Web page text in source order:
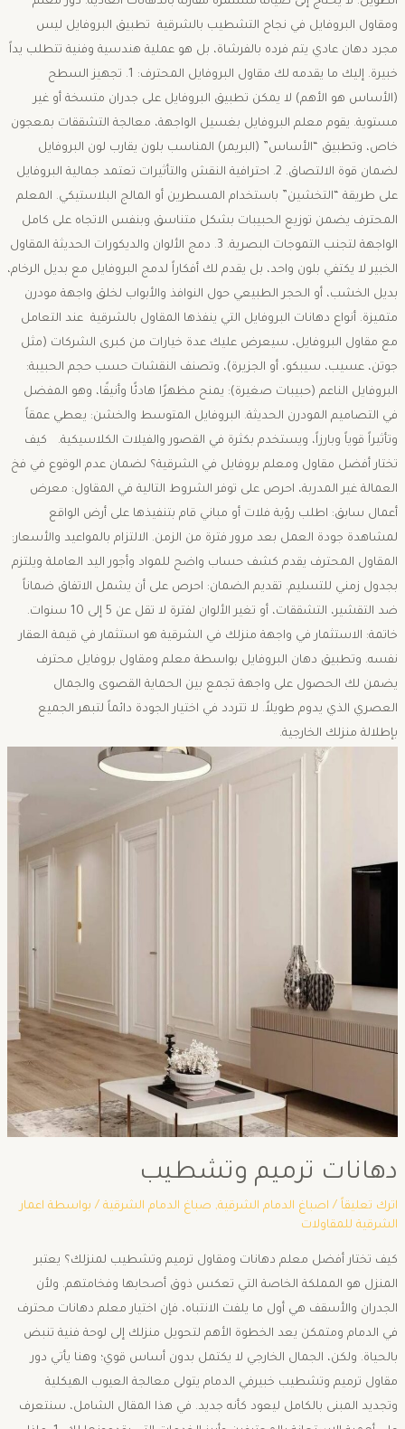
ومقاول البروفايل في نجاح التشطيب بالشرقية ​تطبيق البروفايل ليس
مجرد دهان عادي يتم فرده بالفرشاة، بل هو عملية هندسية وفنية تتطلب يداً
خبيرة. إليك ما يقدمه لك مقاول البروفايل المحترف: ​1. تجهيز السطح
(الأساس هو الأهم) ​لا يمكن تطبيق البروفايل على جدران متسخة أو غير
مستوية. يقوم معلم البروفايل بغسيل الواجهة، معالجة التشققات بمعجون
خاص، وتطبيق “الأساس” (البريمر) المناسب بلون يقارب لون البروفايل
لضمان قوة الالتصاق. ​2. احترافية النقش والتأثيرات ​تعتمد جمالية البروفايل
على طريقة “التخشين” باستخدام المسطرين أو المالج البلاستيكي. المعلم
المحترف يضمن توزيع الحبيبات بشكل متناسق وبنفس الاتجاه على كامل
الواجهة لتجنب التموجات البصرية. ​3. دمج الألوان والديكورات الحديثة ​المقاول
الخبير لا يكتفي بلون واحد، بل يقدم لك أفكاراً لدمج البروفايل مع بديل الرخام،
بديل الخشب، أو الحجر الطبيعي حول النوافذ والأبواب لخلق واجهة مودرن
متميزة. ​أنواع دهانات البروفايل التي ينفذها المقاول بالشرقية ​عند التعامل
مع مقاول البروفايل، سيعرض عليك عدة خيارات من كبرى الشركات (مثل
جوتن، عسيب، سيبكو، أو الجزيرة)، وتصنف النقشات حسب حجم الحبيبة: ​
البروفايل الناعم (حبيبات صغيرة): يمنح مظهرًا هادئًا وأنيقًا، وهو المفضل
في التصاميم المودرن الحديثة. ​البروفايل المتوسط والخشن: يعطي عمقاً
وتأثيراً قوياً وبارزاً، ويستخدم بكثرة في القصور والفيلات الكلاسيكية. ​كيف
تختار أفضل مقاول ومعلم بروفايل في الشرقية؟ ​لضمان عدم الوقوع في فخ
العمالة غير المدربة، احرص على توفر الشروط التالية في المقاول: ​معرض
أعمال سابق: اطلب رؤية فلات أو مباني قام بتنفيذها على أرض الواقع
لمشاهدة جودة العمل بعد مرور فترة من الزمن. ​الالتزام بالمواعيد والأسعار:
المقاول المحترف يقدم كشف حساب واضح للمواد وأجور اليد العاملة ويلتزم
بجدول زمني للتسليم. ​تقديم الضمان: احرص على أن يشمل الاتفاق ضماناً
ضد التقشير، التشققات، أو تغير الألوان لفترة لا تقل عن 5 إلى 10 سنوات. ​
خاتمة: ​الاستثمار في واجهة منزلك في الشرقية هو استثمار في قيمة العقار
نفسه. وتطبيق دهان البروفايل بواسطة معلم ومقاول بروفايل محترف
يضمن لك الحصول على واجهة تجمع بين الحماية القصوى والجمال
العصري الذي يدوم طويلاً. لا تتردد في اختيار الجودة دائماً لتبهر الجميع
بإطلالة منزلك الخارجية.
دهانات ترميم وتشطيب
اترك تعليقاً / اصباغ الدمام الشرقية, صباغ الدمام الشرقية/ بواسطة اعمار
الشرقية للمقاولات
كيف تختار أفضل معلم دهانات ومقاول ترميم وتشطيب لمنزلك؟ ​يعتبر
المنزل هو المملكة الخاصة التي تعكس ذوق أصحابها وفخامتهم. ولأن
الجدران والأسقف هي أول ما يلفت الانتباه، فإن اختيار معلم دهانات محترف
في الدمام ومتمكن يعد الخطوة الأهم لتحويل منزلك إلى لوحة فنية تنبض
بالحياة. ​ولكن، الجمال الخارجي لا يكتمل بدون أساس قوي؛ وهنا يأتي دور
مقاول ترميم وتشطيب خبيرفي الدمام يتولى معالجة العيوب الهيكلية
وتجديد المبنى بالكامل ليعود كأنه جديد. في هذا المقال الشامل، سنتعرف